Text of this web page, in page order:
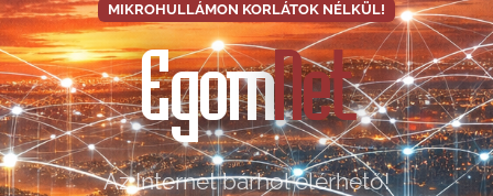
MIKROHULLÁMON KORLÁTOK NÉLKÜL!
EgomNet
Az Internet bárhol elérhető!